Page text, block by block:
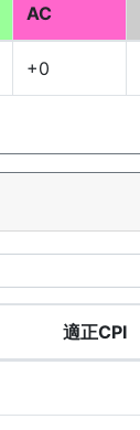
AC
+0
適正CPI